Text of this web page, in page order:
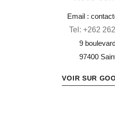
Email :
Tel: +262
9
97400
VOIR SUR